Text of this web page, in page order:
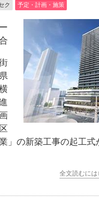
ク 予定・計画・施策
」の新築工事の起工
全文読むに